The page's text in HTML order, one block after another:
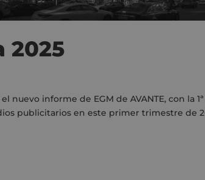
2025
nuevo informe de EGM de AVANTE, con la
publicitarios en este primer trimestre de